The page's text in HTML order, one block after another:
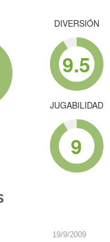
DIVERSIÓN
9.5
JUGABILIDAD
9
19/9/2009